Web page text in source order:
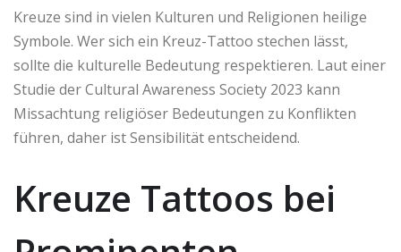
Kreuze sind in vielen Kulturen und Religionen heilige
Symbole. Wer sich ein Kreuz-Tattoo stechen lässt,
sollte die kulturelle Bedeutung respektieren. Laut einer
Studie der Cultural Awareness Society 2023 kann
Missachtung religiöser Bedeutungen zu Konflikten
führen, daher ist Sensibilität entscheidend.
Kreuze Tattoos bei